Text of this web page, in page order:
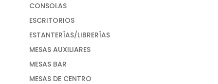
CONSOLAS
ESCRITORIOS
ESTANTERÍAS/LIBRERÍAS
MESAS AUXILIARES
MESAS BAR
MESAS DE CENTRO